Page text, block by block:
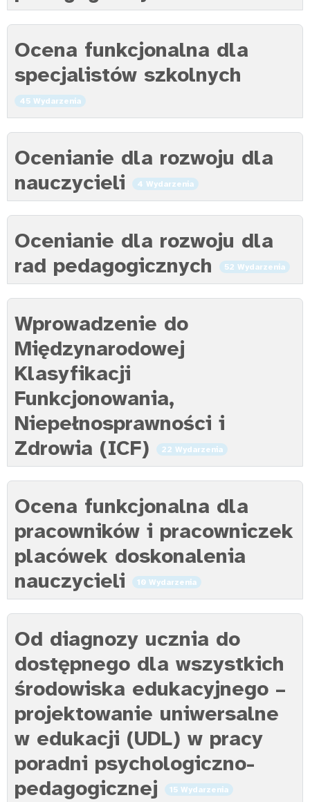
Ocena funkcjonalna dla
specjalistów szkolnych
45 Wydarzenia
Ocenianie dla rozwoju dla
nauczycieli
4 Wydarzenia
Ocenianie dla rozwoju dla
rad pedagogicznych
52 Wydarzenia
Wprowadzenie do
Międzynarodowej
Klasyfikacji
Funkcjonowania,
Niepełnosprawności i
Zdrowia (ICF)
22 Wydarzenia
Ocena funkcjonalna dla
pracowników i pracowniczek
placówek doskonalenia
nauczycieli
10 Wydarzenia
Od diagnozy ucznia do
dostępnego dla wszystkich
środowiska edukacyjnego –
projektowanie uniwersalne
w edukacji (UDL) w pracy
poradni psychologiczno-
pedagogicznej
15 Wydarzenia